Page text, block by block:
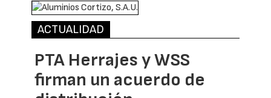
ACTUALIDAD
PTA Herrajes y WSS
firman un acuerdo de